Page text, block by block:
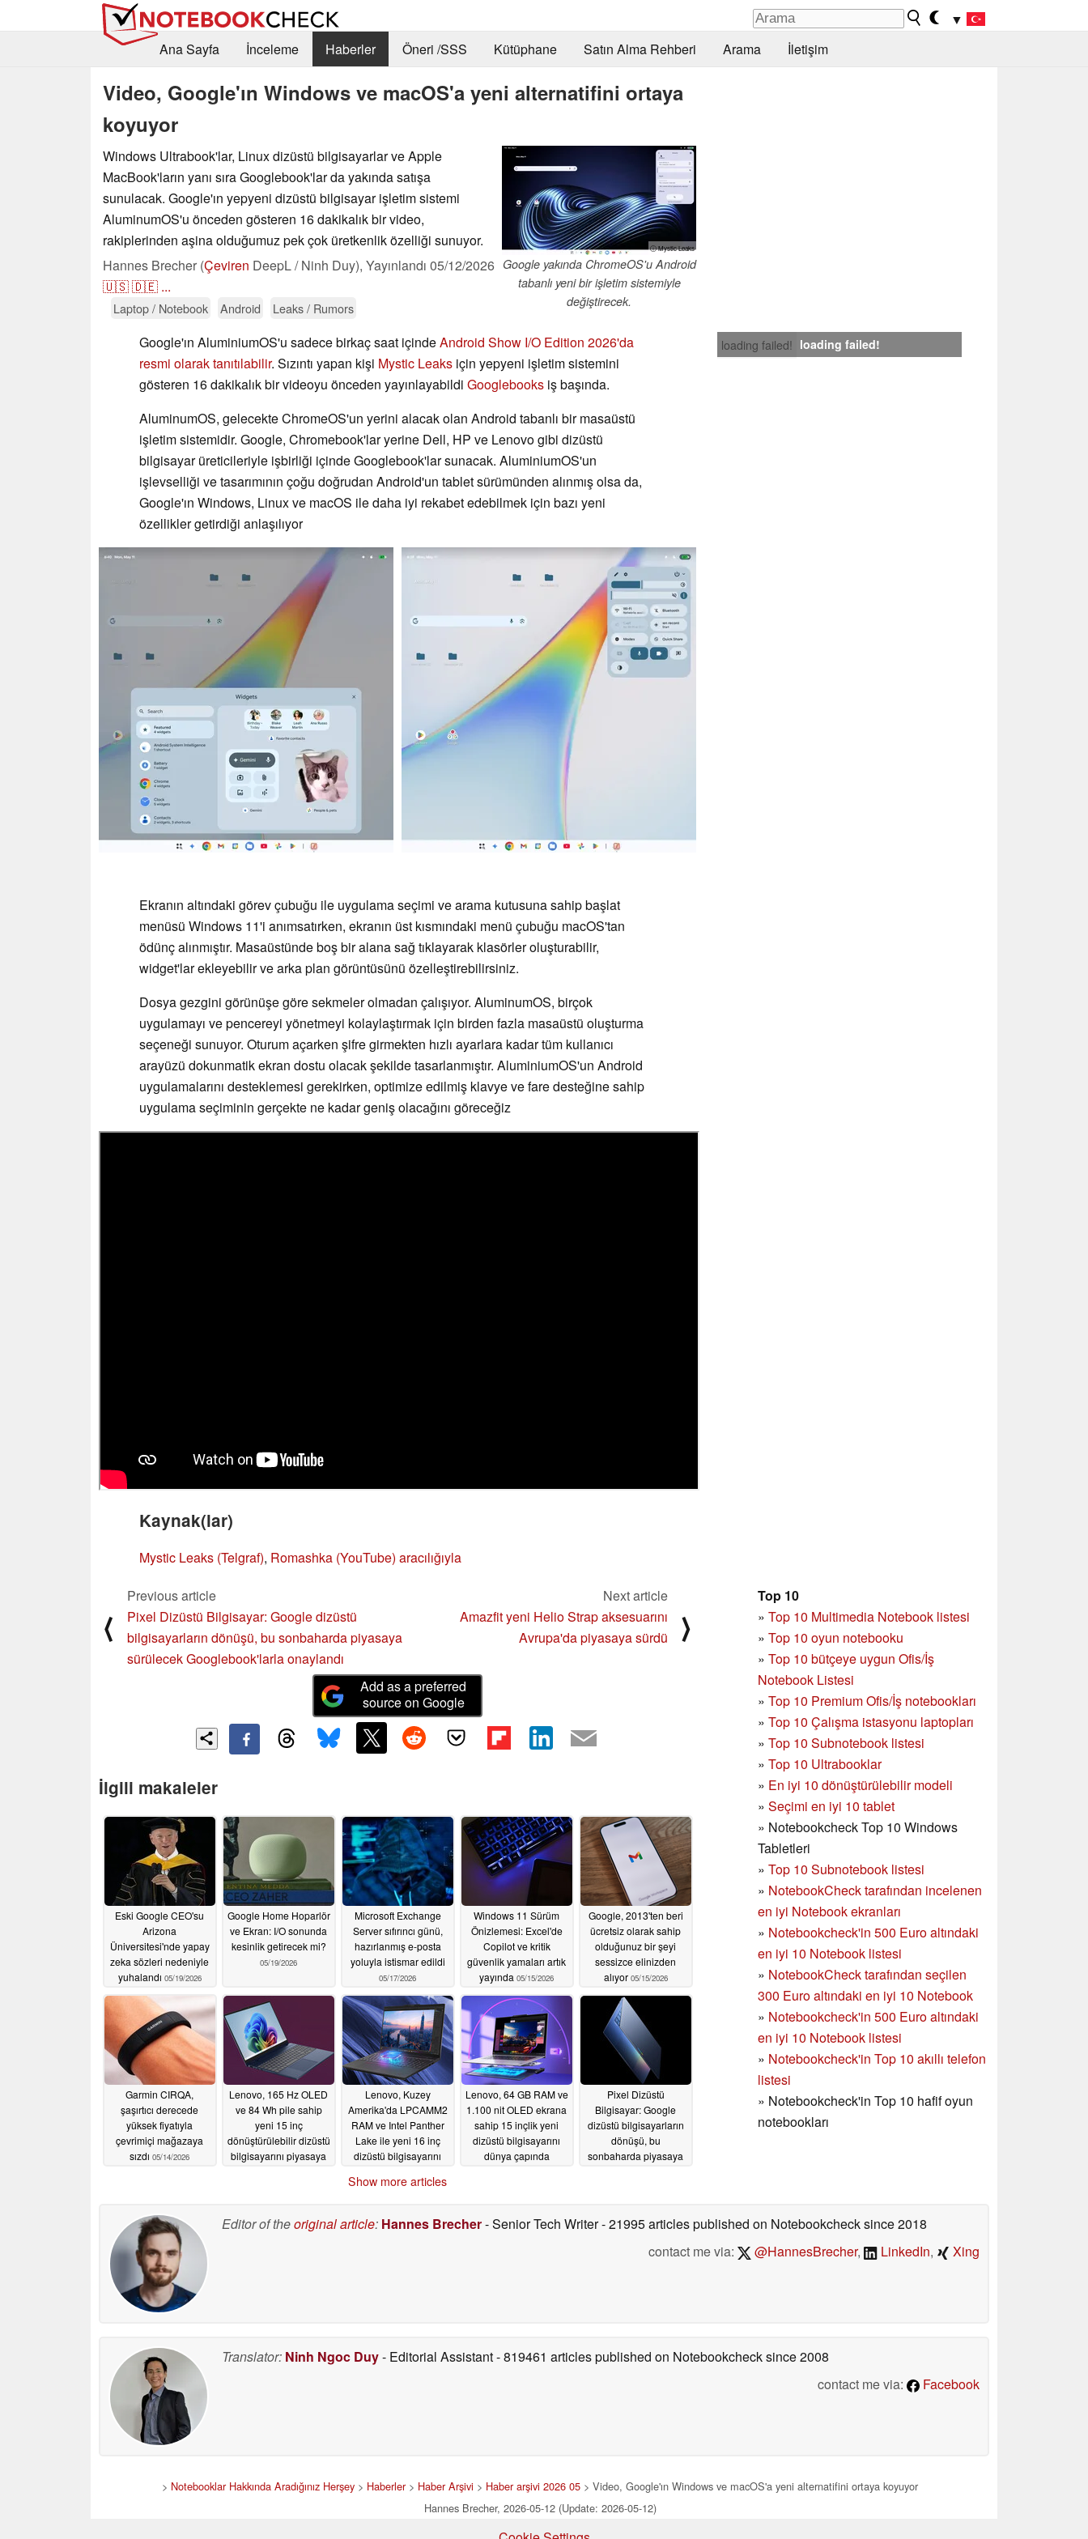
▼
Ana Sayfa
İnceleme Haberler Öneri /SSS Kütüphane Satın Alma Rehberi Arama İletişim
Video, Google'ın Windows ve macOS'a yeni alternatifini ortaya
koyuyor
ⓘ Mystic Leaks
Google yakında ChromeOS'u Android
tabanlı yeni bir işletim sistemiyle
değiştirecek.
Windows Ultrabook'lar, Linux dizüstü bilgisayarlar ve Apple
MacBook'ların yanı sıra Googlebook'lar da yakında satışa
sunulacak. Google'ın yepyeni dizüstü bilgisayar işletim sistemi
AluminumOS'u önceden gösteren 16 dakikalık bir video,
rakiplerinden aşina olduğumuz pek çok üretkenlik özelliği sunuyor.
Hannes Brecher (Çeviren DeepL / Ninh Duy), Yayınlandı 05/12/2026
🇺🇸🇩🇪 ...
Laptop / Notebook Android Leaks / Rumors
loading failed! loading failed!
Google'ın AluminiumOS'u sadece birkaç saat içindeAndroid Show I/O Edition 2026'da
resmi olarak tanıtılabilir. Sızıntı yapan kişi Mystic Leaks için yepyeni işletim sistemini
gösteren 16 dakikalık bir videoyu önceden yayınlayabildi Googlebooks iş başında.
AluminumOS, gelecekte ChromeOS'un yerini alacak olan Android tabanlı bir masaüstü
işletim sistemidir. Google, Chromebook'lar yerine Dell, HP ve Lenovo gibi dizüstü
bilgisayar üreticileriyle işbirliği içinde Googlebook'lar sunacak. AluminiumOS'un
işlevselliği ve tasarımının çoğu doğrudan Android'un tablet sürümünden alınmış olsa da,
Google'ın Windows, Linux ve macOS ile daha iyi rekabet edebilmek için bazı yeni
özellikler getirdiği anlaşılıyor
Ekranın altındaki görev çubuğu ile uygulama seçimi ve arama kutusuna sahip başlat
menüsü Windows 11'i anımsatırken, ekranın üst kısmındaki menü çubuğu macOS'tan
ödünç alınmıştır. Masaüstünde boş bir alana sağ tıklayarak klasörler oluşturabilir,
widget'lar ekleyebilir ve arka plan görüntüsünü özelleştirebilirsiniz.
Dosya gezgini görünüşe göre sekmeler olmadan çalışıyor. AluminumOS, birçok
uygulamayı ve pencereyi yönetmeyi kolaylaştırmak için birden fazla masaüstü oluşturma
seçeneği sunuyor. Oturum açarken şifre girmekten hızlı ayarlara kadar tüm kullanıcı
arayüzü dokunmatik ekran dostu olacak şekilde tasarlanmıştır. AluminiumOS'un Android
uygulamalarını desteklemesi gerekirken, optimize edilmiş klavye ve fare desteğine sahip
uygulama seçiminin gerçekte ne kadar geniş olacağını göreceğiz
Kaynak(lar)
Mystic Leaks (Telgraf), Romashka (YouTube) aracılığıyla
Top 10
» Top 10 Multimedia Notebook listesi
» Top 10 oyun notebooku
» Top 10 bütçeye uygun Ofis/İş
Notebook Listesi
» Top 10 Premium Ofis/İş notebookları
» Top 10 Çalışma istasyonu laptopları
» Top 10 Subnotebook listesi
» Top 10 Ultrabooklar
» En iyi 10 dönüştürülebilir modeli
» Seçimi en iyi 10 tablet
» Notebookcheck Top 10 Windows
Tabletleri
» Top 10 Subnotebook listesi
» NotebookCheck tarafından incelenen
en iyi Notebook ekranları
» Notebookcheck'in 500 Euro altındaki
en iyi 10 Notebook listesi
» NotebookCheck tarafından seçilen
300 Euro altındaki en iyi 10 Notebook
» Notebookcheck'in 500 Euro altındaki
en iyi 10 Notebook listesi
» Notebookcheck'in Top 10 akıllı telefon
listesi
» Notebookcheck'in Top 10 hafif oyun
notebookları
⟨
Previous article
Pixel Dizüstü Bilgisayar: Google dizüstü
bilgisayarların dönüşü, bu sonbaharda piyasaya
sürülecek Googlebook'larla onaylandı
Next article
Amazfit yeni Helio Strap aksesuarını
Avrupa'da piyasaya sürdü
⟩
Add as a preferred
source on Google
İlgili makaleler
Eski Google CEO'su
Arizona
Üniversitesi'nde yapay
zeka sözleri nedeniyle
yuhalandı 05/19/2026
Google Home Hoparlör
ve Ekran: I/O sonunda
kesinlik getirecek mi?
05/19/2026
Microsoft Exchange
Server sıfırıncı günü,
hazırlanmış e-posta
yoluyla istismar edildi
05/17/2026
Windows 11 Sürüm
Önizlemesi: Excel'de
Copilot ve kritik
güvenlik yamaları artık
yayında 05/15/2026
Google, 2013'ten beri
ücretsiz olarak sahip
olduğunuz bir şeyi
sessizce elinizden
alıyor 05/15/2026
Garmin CIRQA,
şaşırtıcı derecede
yüksek fiyatıyla
çevrimiçi mağazaya
sızdı 05/14/2026
Lenovo, 165 Hz OLED
ve 84 Wh pile sahip
yeni 15 inç
dönüştürülebilir dizüstü
bilgisayarını piyasaya
Lenovo, Kuzey
Amerika'da LPCAMM2
RAM ve Intel Panther
Lake ile yeni 16 inç
dizüstü bilgisayarını
05/13/2026
Lenovo, 64 GB RAM ve
1.100 nit OLED ekrana
sahip 15 inçlik yeni
dizüstü bilgisayarını
dünya çapında
Pixel Dizüstü
Bilgisayar: Google
dizüstü bilgisayarların
dönüşü, bu
sonbaharda piyasaya
Show more articles
Editor of theoriginal article: Hannes Brecher- Senior Tech Writer- 21995 articles published on Notebookchecksince 2018
contact me via:
@HannesBrecher, LinkedIn, Xing
Translator: Ninh Ngoc Duy- Editorial Assistant- 819461 articles published on Notebookchecksince 2008
contact me via:
Facebook
> Notebooklar Hakkında Aradığınız Herşey > Haberler> Haber Arşivi > Haber arşivi 2026 05 > Video, Google'ın Windows ve macOS'a yeni alternatifini ortaya koyuyor
Hannes Brecher, 2026-05-12 (Update: 2026-05-12)